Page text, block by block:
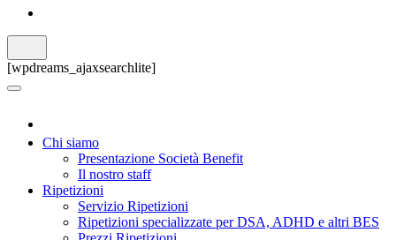
[wpdreams_ajaxsearchlite]
Chi siamo
Presentazione Società Benefit
Il nostro staff
Ripetizioni
Servizio Ripetizioni
Ripetizioni specializzate per DSA, ADHD e altri BES